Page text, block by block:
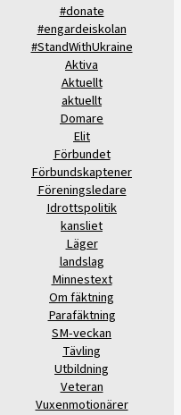
#donate
#engardeiskolan
#StandWithUkraine
Aktiva
Aktuellt
aktuellt
Domare
Elit
Förbundet
Förbundskaptener
Föreningsledare
Idrottspolitik
kansliet
Läger
landslag
Minnestext
Om fäktning
Parafäktning
SM-veckan
Tävling
Utbildning
Veteran
Vuxenmotionärer